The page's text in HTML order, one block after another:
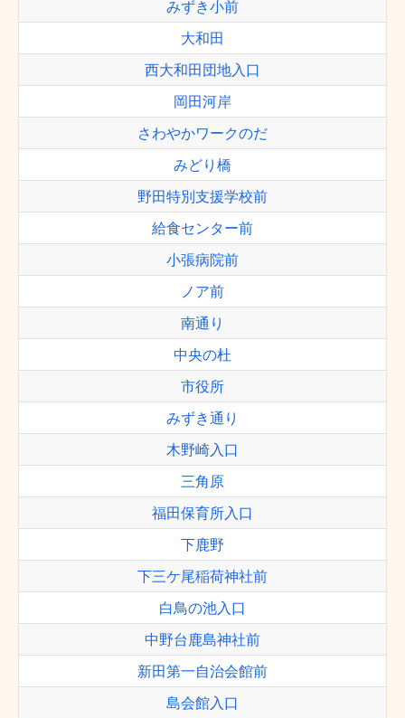
みずき小前
大和田
西大和田団地入口
岡田河岸
さわやかワークのだ
みどり橋
野田特別支援学校前
給食センター前
小張病院前
ノア前
南通り
中央の杜
市役所
みずき通り
木野崎入口
三角原
福田保育所入口
下鹿野
下三ケ尾稲荷神社前
白鳥の池入口
中野台鹿島神社前
新田第一自治会館前
島会館入口